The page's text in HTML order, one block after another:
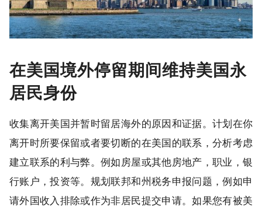
在美国境外停留期间维持美国永
居民身份
收集离开美国并暂时留居海外的原因和证据。计划在你
离开时所要保留或者要切断的在美国的联系，分析考虑
建立联系的利与弊。例如房屋或其他房地产，职业，银
行账户，投资等。规划联邦和州税务申报问题，例如申
请外国收入排除或作为非居民提交申请。如果您有被美